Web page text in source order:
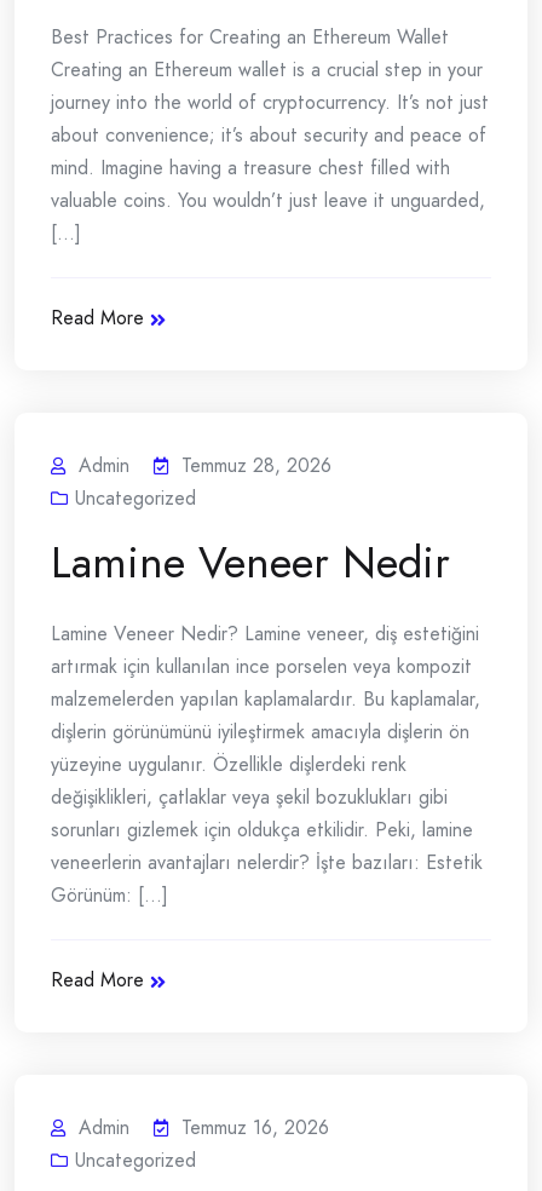
Best Practices for Creating an Ethereum Wallet
Creating an Ethereum wallet is a crucial step in your
journey into the world of cryptocurrency. It’s not just
about convenience; it’s about security and peace of
mind. Imagine having a treasure chest filled with
valuable coins. You wouldn’t just leave it unguarded,
[...]
Read More
Admin
Temmuz 28, 2026
Uncategorized
Lamine Veneer Nedir
Lamine Veneer Nedir? Lamine veneer, diş estetiğini
artırmak için kullanılan ince porselen veya kompozit
malzemelerden yapılan kaplamalardır. Bu kaplamalar,
dişlerin görünümünü iyileştirmek amacıyla dişlerin ön
yüzeyine uygulanır. Özellikle dişlerdeki renk
değişiklikleri, çatlaklar veya şekil bozuklukları gibi
sorunları gizlemek için oldukça etkilidir. Peki, lamine
veneerlerin avantajları nelerdir? İşte bazıları: Estetik
Görünüm: [...]
Read More
Admin
Temmuz 16, 2026
Uncategorized